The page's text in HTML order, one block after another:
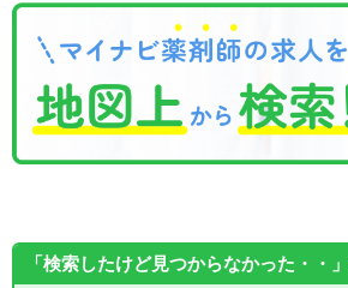
「検索したけど見つからなかった・・」